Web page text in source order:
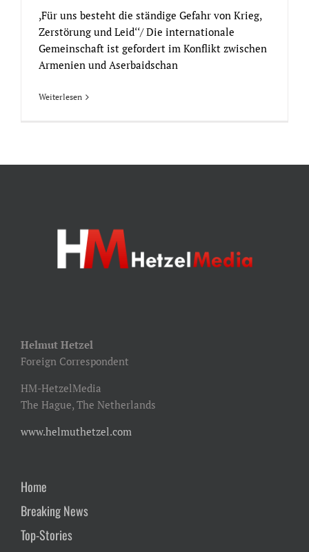
,Für uns besteht die ständige Gefahr von Krieg,
Zerstörung und Leid‘‘/ Die internationale
Gemeinschaft ist gefordert im Konflikt zwischen
Armenien und Aserbaidschan
Weiterlesen
Helmut Hetzel
Foreign Correspondent
HM-HetzelMedia
The Hague, The Netherlands
www.helmuthetzel.com
Home
Breaking News
Top-Stories